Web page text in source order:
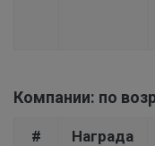
Компании: по
# Награда